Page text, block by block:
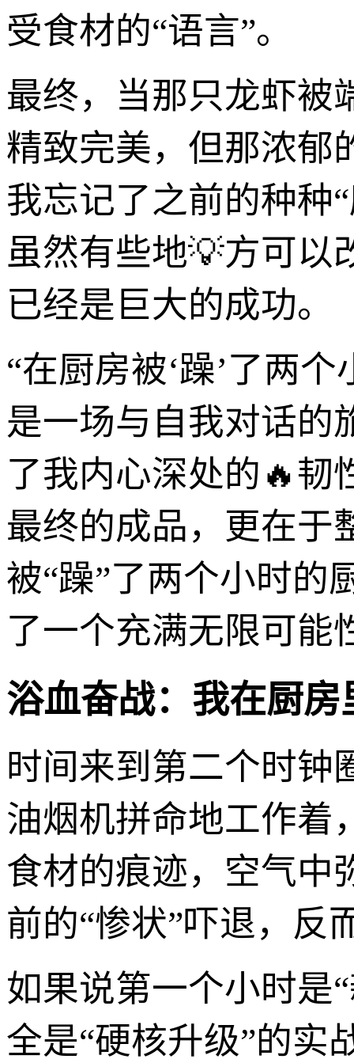
受食材的“语言”。
最终，当那只龙虾被
精致完美，但那浓郁
我忘记了之前的种种
虽然有些地💡方可以
已经是巨大的成功。
“在厨房被‘躁’了两
是一场与自我对话的
了我内心深处的🔥韧
最终的成品，更在于
被“躁”了两个小时的
了一个充满无限可能
浴血奋战：我在厨房
时间来到第二个时
油烟机拼命地工作着
食材的痕迹，空气中
前的“惨状”吓退，反
如果说第一个小时是
全是“硬核升级”的实